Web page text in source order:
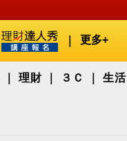
更多+
理財 ３Ｃ 生活